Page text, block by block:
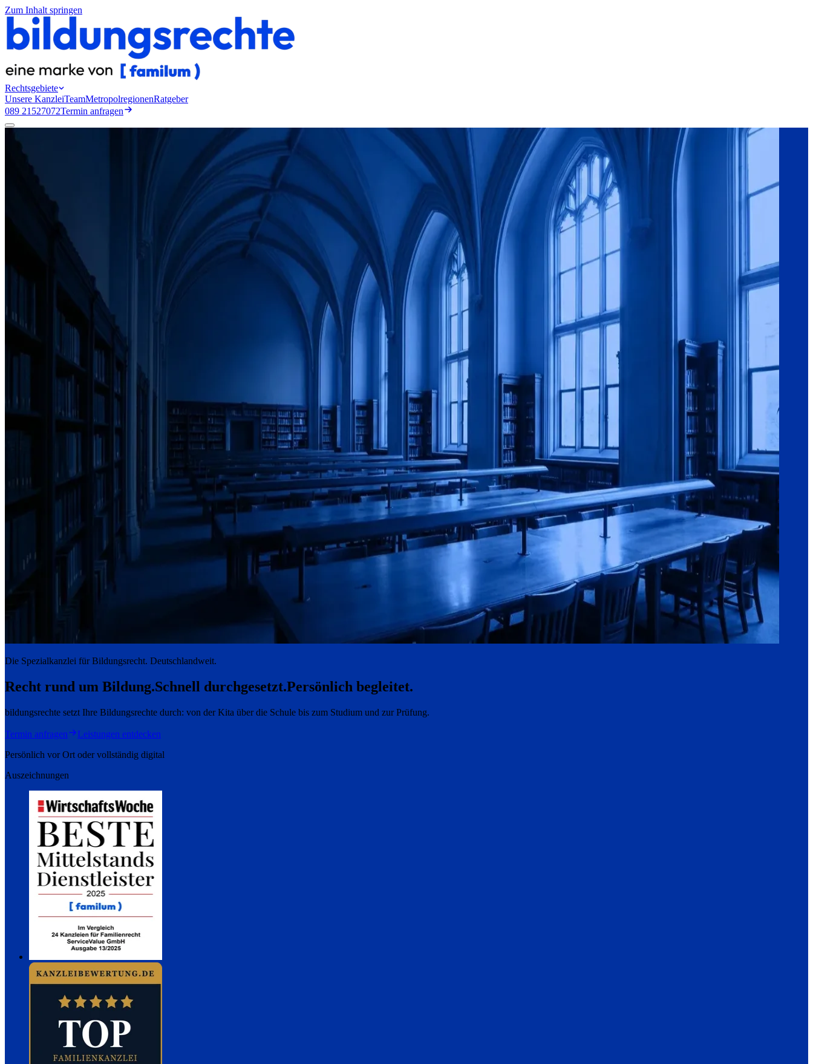
Zum Inhalt springen
Rechtsgebiete
Unsere KanzleiTeamMetropolregionenRatgeber
089 21527072Termin anfragen
Die Spezialkanzlei für Bildungsrecht. Deutschlandweit.
Recht rund um Bildung.Schnell durchgesetzt.Persönlich begleitet.
bildungsrechte setzt Ihre Bildungsrechte durch: von der Kita über die Schule bis zum Studium und zur Prüfung.
Termin anfragen
Leistungen entdecken
Persönlich vor Ort oder vollständig digital
Auszeichnungen